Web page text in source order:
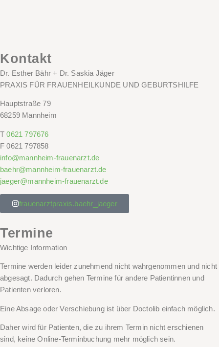
Kontakt
Dr. Esther Bähr + Dr. Saskia Jäger
PRAXIS FÜR FRAUENHEILKUNDE UND GEBURTSHILFE
Hauptstraße 79
68259 Mannheim
T 0621 797676
F 0621 797858
info@mannheim-frauenarzt.de
baehr@mannheim-frauenarzt.de
jaeger@mannheim-frauenarzt.de
frauenarztpraxis.baehr_jaeger
Termine
Wichtige Information
Termine werden leider zunehmend nicht wahrgenommen und nicht
abgesagt. Dadurch gehen Termine für andere Patientinnen und
Patienten verloren.
Eine Absage oder Verschiebung ist über Doctolib einfach möglich.
Daher wird für Patienten, die zu ihrem Termin nichterschienen
sind, keine Online-Terminbuchung mehr möglich sein.